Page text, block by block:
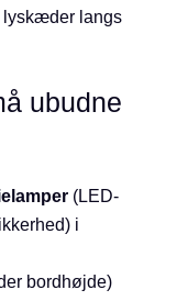
langs
ubudne
(LED-
i
bordhøjde)